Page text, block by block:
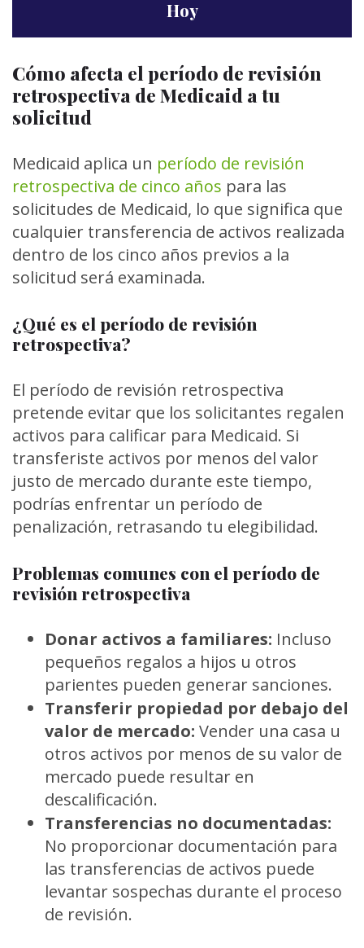
Hoy
Cómo afecta el período de revisión
retrospectiva de Medicaid a tu
solicitud
Medicaid aplica un período de revisión
retrospectiva de cinco años para las
solicitudes de Medicaid, lo que significa que
cualquier transferencia de activos realizada
dentro de los cinco años previos a la
solicitud será examinada.
¿Qué es el período de revisión
retrospectiva?
El período de revisión retrospectiva
pretende evitar que los solicitantes regalen
activos para calificar para Medicaid. Si
transferiste activos por menos del valor
justo de mercado durante este tiempo,
podrías enfrentar un período de
penalización, retrasando tu elegibilidad.
Problemas comunes con el período de
revisión retrospectiva
Donar activos a familiares: Incluso
pequeños regalos a hijos u otros
parientes pueden generar sanciones.
Transferir propiedad por debajo del
valor de mercado: Vender una casa u
otros activos por menos de su valor de
mercado puede resultar en
descalificación.
Transferencias no documentadas:
No proporcionar documentación para
las transferencias de activos puede
levantar sospechas durante el proceso
de revisión.